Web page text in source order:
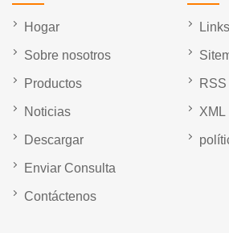
Hogar
Sobre nosotros
Productos
Noticias
Descargar
Enviar Consulta
Contáctenos
Links
RSS
XML